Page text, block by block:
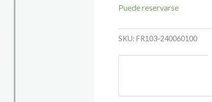
Puede reservarse
SKU: FR103-240060100